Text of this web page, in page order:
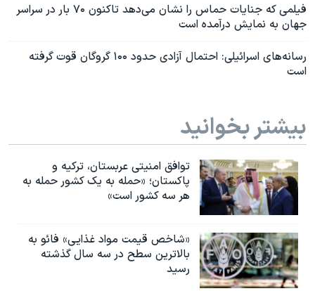
فیلمی که جنایات حماس را نشان می‌دهد تاکنون ۷۰ بار در سراسر
جهان به نمایش درآمده است
رسانه‌های اسرائیلی: احتمال آزادی حدود ۱۰۰ گروگان قوت گرفته
است
بیشتر بخوانید
توافق امنیتی عربستان، ترکیه و
پاکستان؛ «حمله به یک کشور حمله به
هر سه کشور است»
«شاخص قیمت مواد غذایی» فائو به
بالاترین سطح در سه سال گذشته
رسید